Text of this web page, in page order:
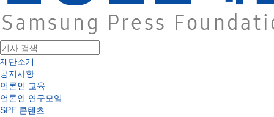
재단소개
공지사항
언론인 교육
언론인 연구모임
SPF 콘텐츠